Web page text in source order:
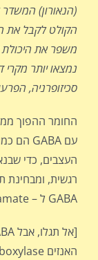
(הנאורון)
הקולט לקבל את
משפר את היכולת
נמצאו יותר מקרי
סכיזופרניה,
העצבים, כדי
רגשית, ומבחינת
GABA ל – Glutamate.
האנזים Glutamic Acid Decarboxylase)